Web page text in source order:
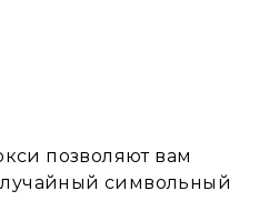
позволяют вам
символьный